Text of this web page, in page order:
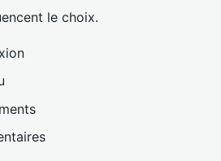
le choix.